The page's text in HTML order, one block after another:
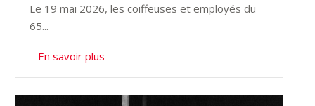
Le 19 mai 2026, les coiffeuses et employés du
65...
En savoir plus